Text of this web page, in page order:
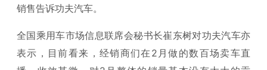
销售告诉功夫汽车。
全国乘用车市场信息联席会秘书长崔东树对功夫汽车亦
表示，目前看来，经销商们在2月做的数百场卖车直